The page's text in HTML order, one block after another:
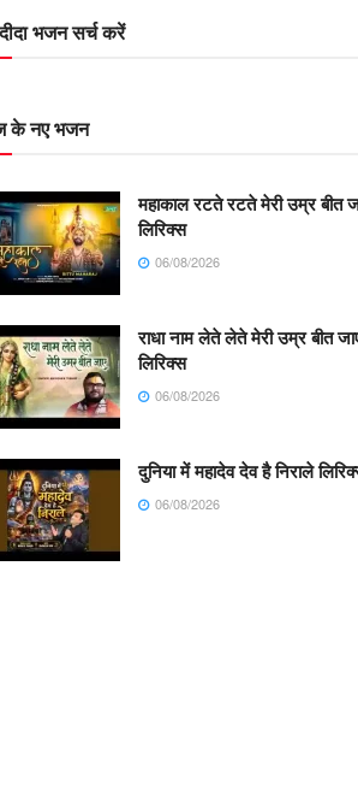
भजन सर्च करें
के नए भजन
महाकाल रटते रटते मेरी उम्र बीत
लिरिक्स
06/08/2026
राधा नाम लेते लेते मेरी उम्र बीत
लिरिक्स
06/08/2026
दुनिया में महादेव देव है निराले
06/08/2026